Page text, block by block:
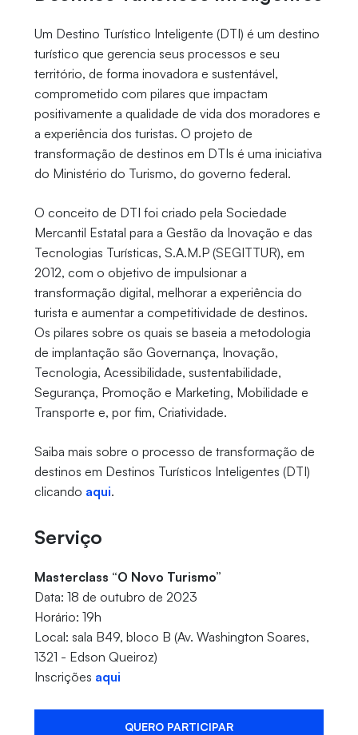
Um Destino Turístico Inteligente (DTI) é um destino
turístico que gerencia seus processos e seu
território, de forma inovadora e sustentável,
comprometido com pilares que impactam
positivamente a qualidade de vida dos moradores e
a experiência dos turistas. O projeto de
transformação de destinos em DTIs é uma iniciativa
do Ministério do Turismo, do governo federal.
O conceito de DTI foi criado pela Sociedade
Mercantil Estatal para a Gestão da Inovação e das
Tecnologias Turísticas, S.A.M.P (SEGITTUR), em
2012, com o objetivo de impulsionar a
transformação digital, melhorar a experiência do
turista e aumentar a competitividade de destinos.
Os pilares sobre os quais se baseia a metodologia
de implantação são Governança, Inovação,
Tecnologia, Acessibilidade, sustentabilidade,
Segurança, Promoção e Marketing, Mobilidade e
Transporte e, por fim, Criatividade.
Saiba mais sobre o processo de transformação de
destinos em Destinos Turísticos Inteligentes (DTI)
clicando aqui.
Serviço
Masterclass “O Novo Turismo”
Data: 18 de outubro de 2023
Horário: 19h
Local: sala B49, bloco B (Av. Washington Soares,
1321 - Edson Queiroz)
Inscrições aqui
QUERO PARTICIPAR